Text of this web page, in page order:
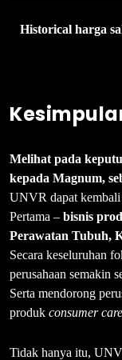
Historical harga
Melihat pada
kepada Magnum,
UNVR dapat
Pertama – bisnis
Perawatan Tubuh,
Secara keseluruhan
perusahaan semakin
Serta mendorong
produk consumer
Tidak hanya itu,